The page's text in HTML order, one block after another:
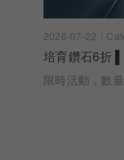
2026-07-22
培育鑽石6折
限時活動，數